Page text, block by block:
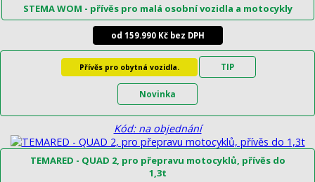
STEMA WOM - přívěs pro malá osobní vozidla a motocykly
od 159.990 Kč bez DPH
Přívěs pro obytná vozidla. TIP
Novinka
Kód: na objednání
TEMARED - QUAD 2, pro přepravu motocyklů, přívěs do
1,3t